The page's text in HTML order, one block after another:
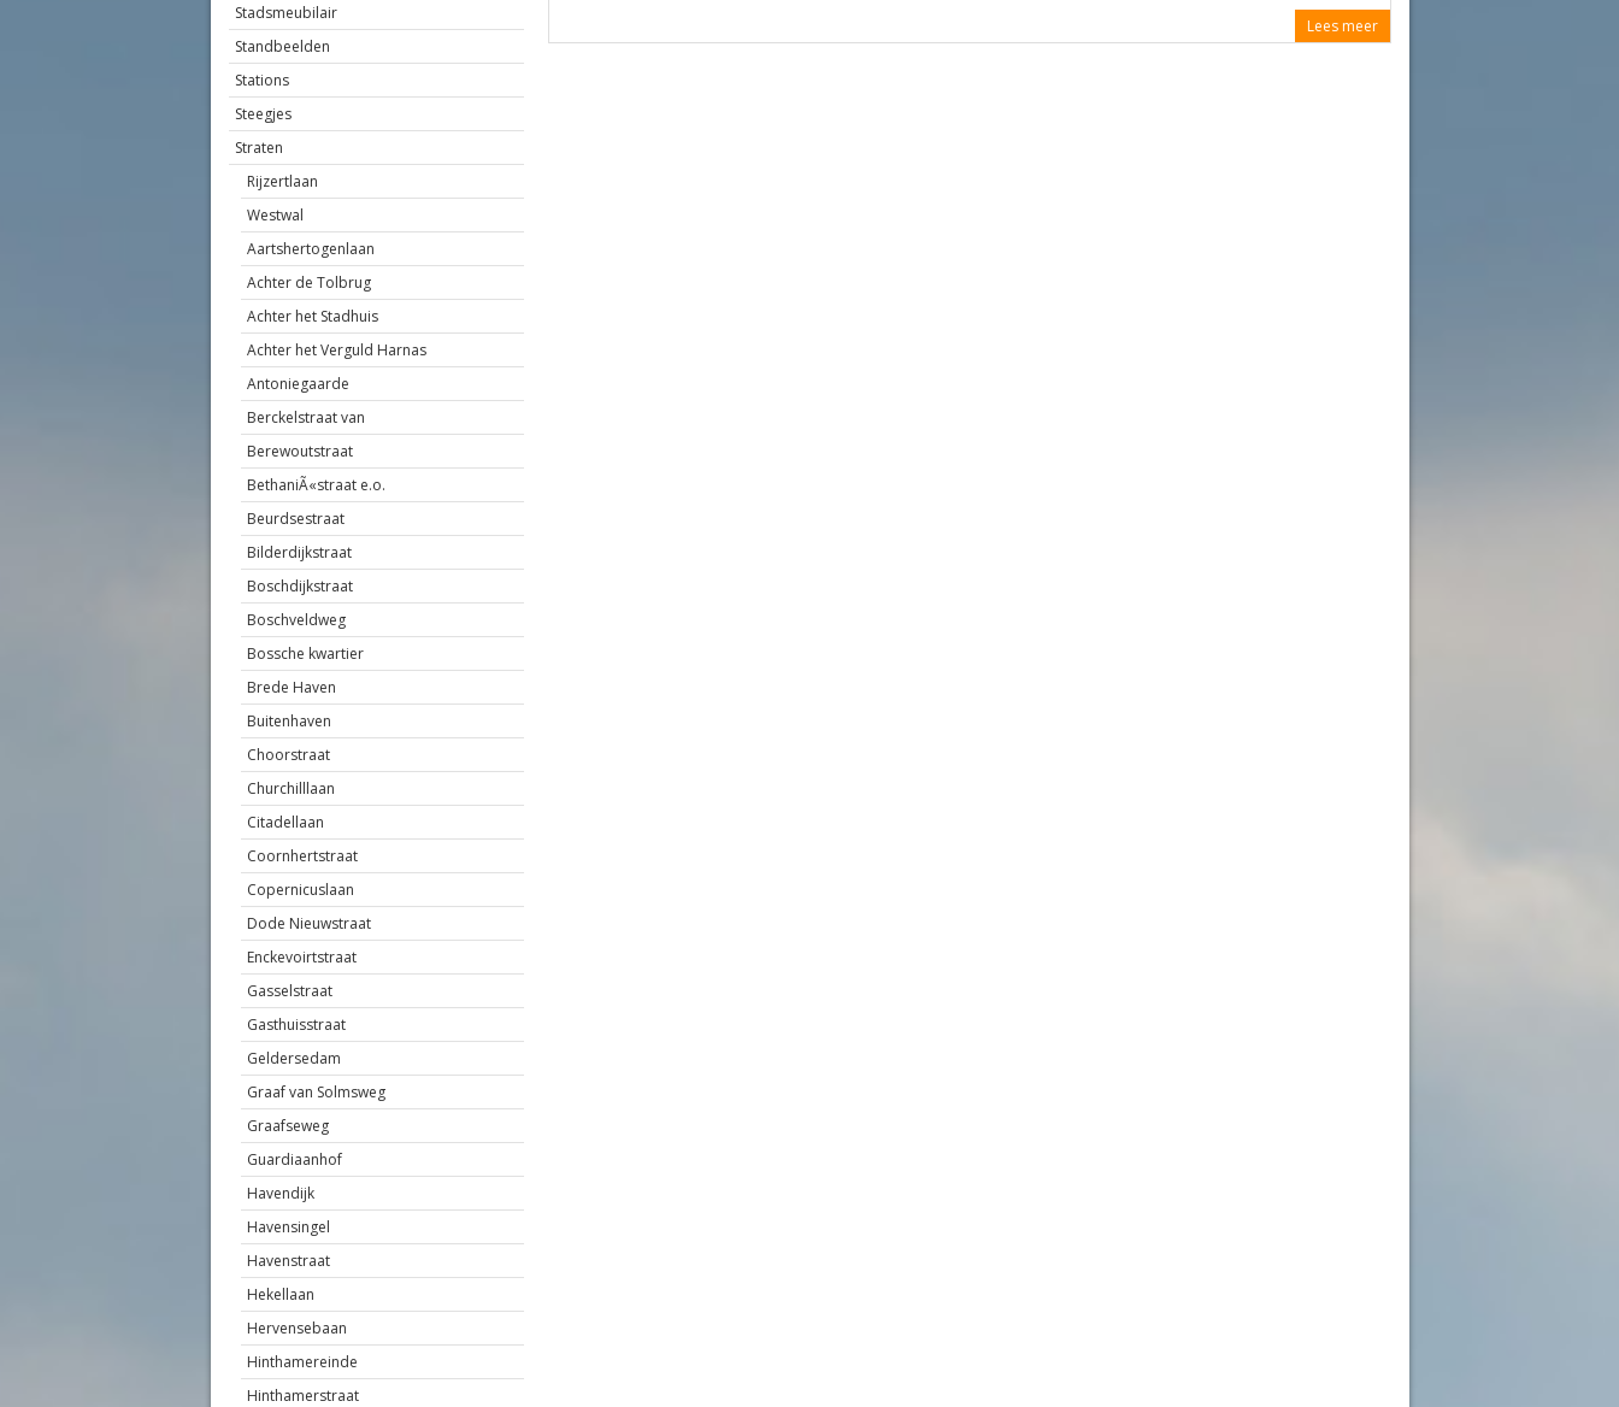
Stadsmeubilair
Standbeelden
Stations
Steegjes
Straten
Rijzertlaan
Westwal
Aartshertogenlaan
Achter de Tolbrug
Achter het Stadhuis
Achter het Verguld Harnas
Antoniegaarde
Berckelstraat van
Berewoutstraat
BethaniÃ«straat e.o.
Beurdsestraat
Bilderdijkstraat
Boschdijkstraat
Boschveldweg
Bossche kwartier
Brede Haven
Buitenhaven
Choorstraat
Churchilllaan
Citadellaan
Coornhertstraat
Copernicuslaan
Dode Nieuwstraat
Enckevoirtstraat
Gasselstraat
Gasthuisstraat
Geldersedam
Graaf van Solmsweg
Graafseweg
Guardiaanhof
Havendijk
Havensingel
Havenstraat
Hekellaan
Hervensebaan
Hinthamereinde
Hinthamerstraat
Lees meer